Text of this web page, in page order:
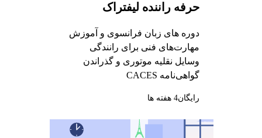
حرفه راننده لیفتراک
دوره های زبان فرانسوی و آموزش
مهارت‌های فنی برای رانندگی
وسایل نقلیه موتوری و گذراندن
گواهی‌نامه CACES
رایگان4 هفته ها